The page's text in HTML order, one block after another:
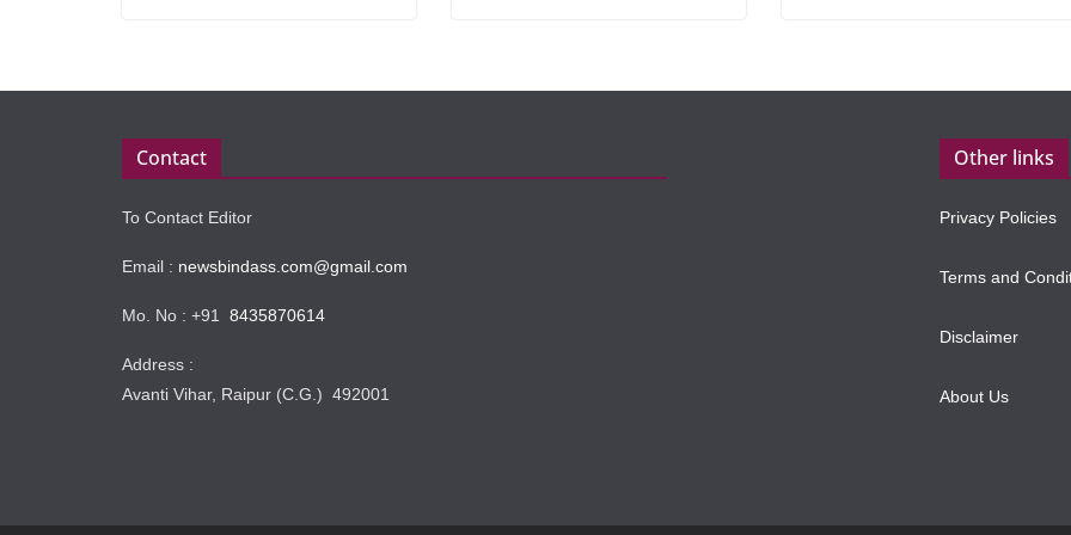
Contact
To Contact Editor
Email : newsbindass.com@gmail.com
Mo. No : +91 8435870614
Address :
Avanti Vihar, Raipur (C.G.) 492001
Other links
Privacy Policies
Terms and
Disclaimer
About Us